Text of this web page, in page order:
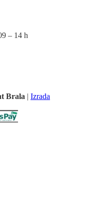
– 14 h
Brala | Izrada